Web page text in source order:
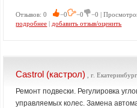
Отзывов: 0 −0 −0 −0 |
подробнее | добавить отзыв/оценить
Castrol (кастрол) , г. Екатеринбург
Ремонт подвески. Регулировка
управляемых колес. Замена